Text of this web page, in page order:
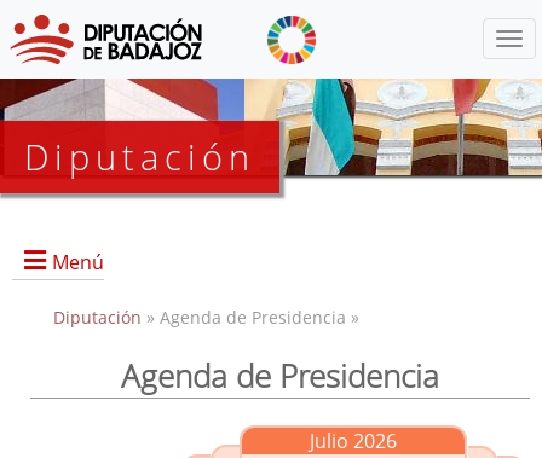
Diputación
Menú
Presidencia
Diputación » Agenda de Presidencia »
Agenda de Presidencia
Julio 2026